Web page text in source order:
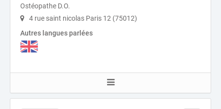
Ostéopathe D.O.
4 rue saint nicolas Paris 12 (75012)
Autres langues parlées